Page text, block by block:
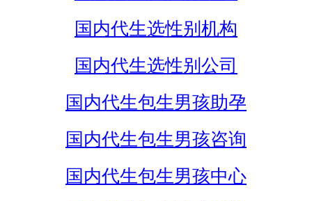
国内代生选性别机构
国内代生选性别公司
国内代生包生男孩助孕
国内代生包生男孩咨询
国内代生包生男孩中心